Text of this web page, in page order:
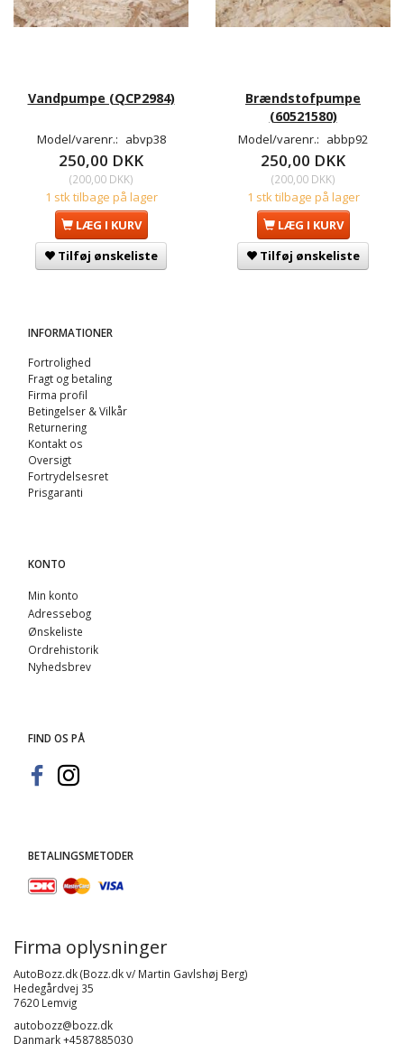
Vandpumpe (QCP2984)
Model/varenr.: abvp38
250,00 DKK
(200,00 DKK)
1 stk tilbage på lager
LÆG I KURV
Tilføj ønskeliste
Brændstofpumpe
(60521580)
Model/varenr.: abbp92
250,00 DKK
(200,00 DKK)
1 stk tilbage på lager
LÆG I KURV
Tilføj ønskeliste
INFORMATIONER
Fortrolighed
Fragt og betaling
Firma profil
Betingelser & Vilkår
Returnering
Kontakt os
Oversigt
Fortrydelsesret
Prisgaranti
KONTO
Min konto
Adressebog
Ønskeliste
Ordrehistorik
Nyhedsbrev
FIND OS PÅ
BETALINGSMETODER
Firma oplysninger
AutoBozz.dk (Bozz.dk v/ Martin Gavlshøj Berg)
Hedegårdvej 35
7620 Lemvig
autobozz@bozz.dk
Danmark +4587885030